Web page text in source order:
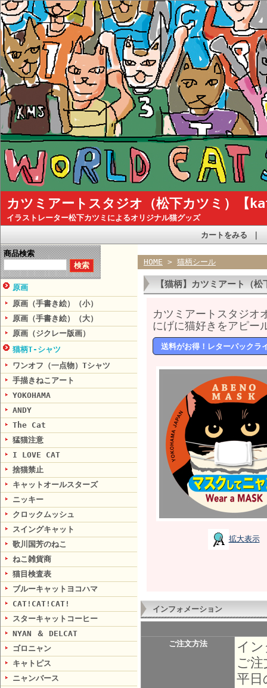
カツミアートスタジオ（松下カツミ）
イラストレーター松下カツミによるオリジナル猫グッズ
カートをみる
商品検索
原画
原画（手書き絵）（小）
原画（手書き絵）（大）
原画（ジクレー版画）
猫柄T-シャツ
ワンオフ（一点物）Tシャツ
手描きねこアート
YOKOHAMA
ANDY
The Cat
猛猫注意
I LOVE CAT
捨猫禁止
キャットオールスターズ
ニッキー
クロックムッシュ
スイングキャット
歌川国芳のねこ
ねこ雑貨商
猫目検査表
ブルーキャットヨコハマ
CAT!CAT!CAT!
スターキャットコーヒー
NYAN ＆ DELCAT
ゴロニャン
キャトピス
ニャンバース
HOME > 猫柄シール
【猫柄】カツミアート（
カツミアートスタジオ
にげに猫好きをアピー
送料がお得！レターパックラ
拡大表示
インフォメーション
ご注文方法
イ
ご
平日